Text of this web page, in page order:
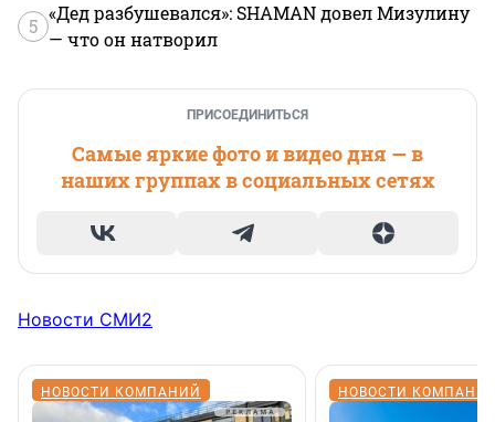
5
«Дед разбушевался»: SHAMAN довел Мизулину
— что он натворил
ПРИСОЕДИНИТЬСЯ
Самые яркие фото и видео дня — в
наших группах в социальных сетях
Новости СМИ2
НОВОСТИ КОМПАНИЙ НОВОСТИ